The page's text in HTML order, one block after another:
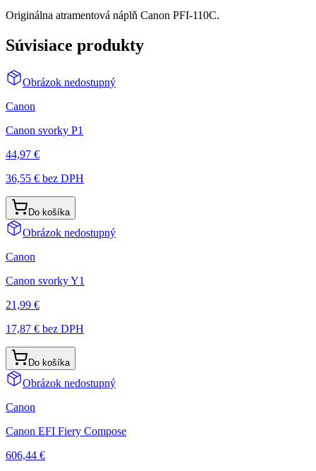
Originálna atramentová náplň Canon PFI-110C.
Súvisiace produkty
Obrázok nedostupný
Canon
Canon svorky P1
44,97 €
36,55 € bez DPH
Do košíka
Obrázok nedostupný
Canon
Canon svorky Y1
21,99 €
17,87 € bez DPH
Do košíka
Obrázok nedostupný
Canon
Canon EFI Fiery Compose
606,44 €